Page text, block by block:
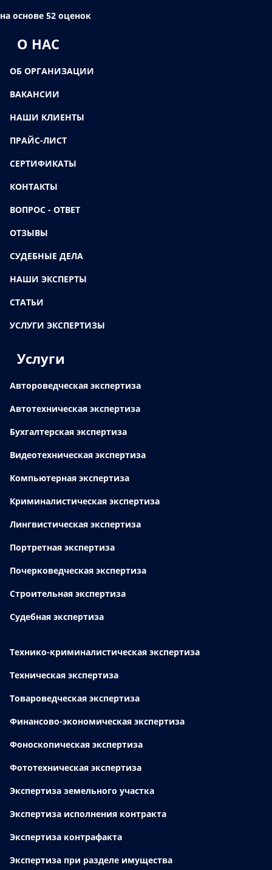
на основе 52 оценок
О НАС
ОБ ОРГАНИЗАЦИИ
ВАКАНСИИ
НАШИ КЛИЕНТЫ
ПРАЙС-ЛИСТ
СЕРТИФИКАТЫ
КОНТАКТЫ
ВОПРОС - ОТВЕТ
ОТЗЫВЫ
СУДЕБНЫЕ ДЕЛА
НАШИ ЭКСПЕРТЫ
СТАТЬИ
УСЛУГИ ЭКСПЕРТИЗЫ
Услуги
Автороведческая экспертиза
Автотехническая экспертиза
Бухгалтерская экспертиза
Видеотехническая экспертиза
Компьютерная экспертиза
Криминалистическая экспертиза
Лингвистическая экспертиза
Портретная экспертиза
Почерковедческая экспертиза
Строительная экспертиза
Судебная экспертиза
Технико-криминалистическая экспертиза
Техническая экспертиза
Товароведческая экспертиза
Финансово-экономическая экспертиза
Фоноскопическая экспертиза
Фототехническая экспертиза
Экспертиза земельного участка
Экспертиза исполнения контракта
Экспертиза контрафакта
Экспертиза при разделе имущества